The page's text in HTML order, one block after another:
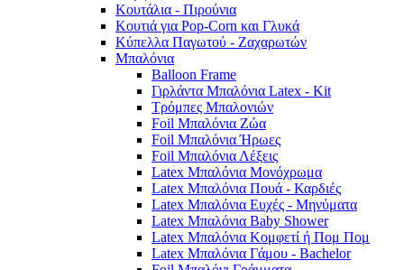
Κουτάλια - Πιρούνια
Κουτιά για Pop-Corn και Γλυκά
Κύπελλα Παγωτού - Ζαχαρωτών
Μπαλόνια
Balloon Frame
Γιρλάντα Μπαλόνια Latex - Kit
Τρόμπες Μπαλονιών
Foil Μπαλόνια Ζώα
Foil Μπαλόνια Ήρωες
Foil Μπαλόνια Λέξεις
Latex Μπαλόνια Μονόχρωμα
Latex Μπαλόνια Πουά - Καρδιές
Latex Μπαλόνια Ευχές - Μηνύματα
Latex Μπαλόνια Baby Shower
Latex Μπαλόνια Κομφετί ή Πομ Πομ
Latex Μπαλόνια Γάμου - Bachelor